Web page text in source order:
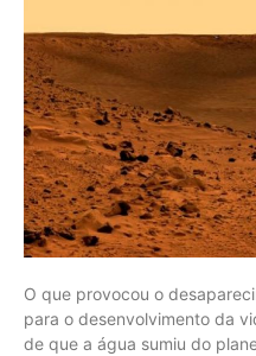
O que provocou o
para o desenvolvimento da
de que a água sumiu do